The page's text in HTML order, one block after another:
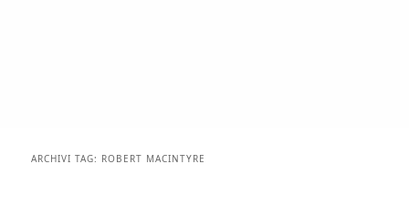
ARCHIVI TAG: ROBERT MACINTYRE